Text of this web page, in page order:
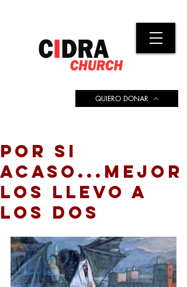
QUIERO DONAR
POR SI
ACASO...MEJOR
LOS LLEVO A
LOS DOS